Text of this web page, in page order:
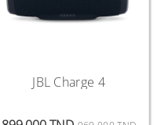
JBL Charge 4